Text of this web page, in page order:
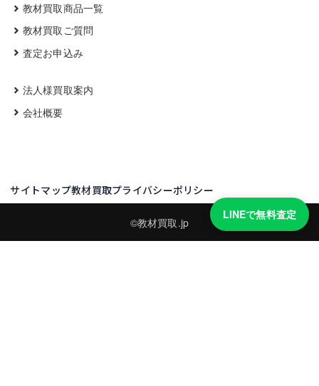
教材買取商品一覧
教材買取ご質問
査定お申込み
法人様買取案内
会社概要
サイトマップ教材買取プライバシーポリシー
©教材買取.jp
LINEで無料査定